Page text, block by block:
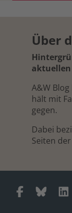
Über
A&W
hält mit
gegen.
Dabei
Seiten